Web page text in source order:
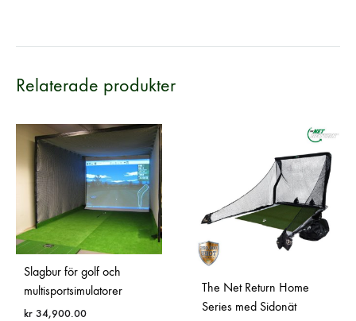
Relaterade produkter
Slagbur för golf och
multisportsimulatorer
kr 34,900.00
The Net Return Home
Series med Sidonät